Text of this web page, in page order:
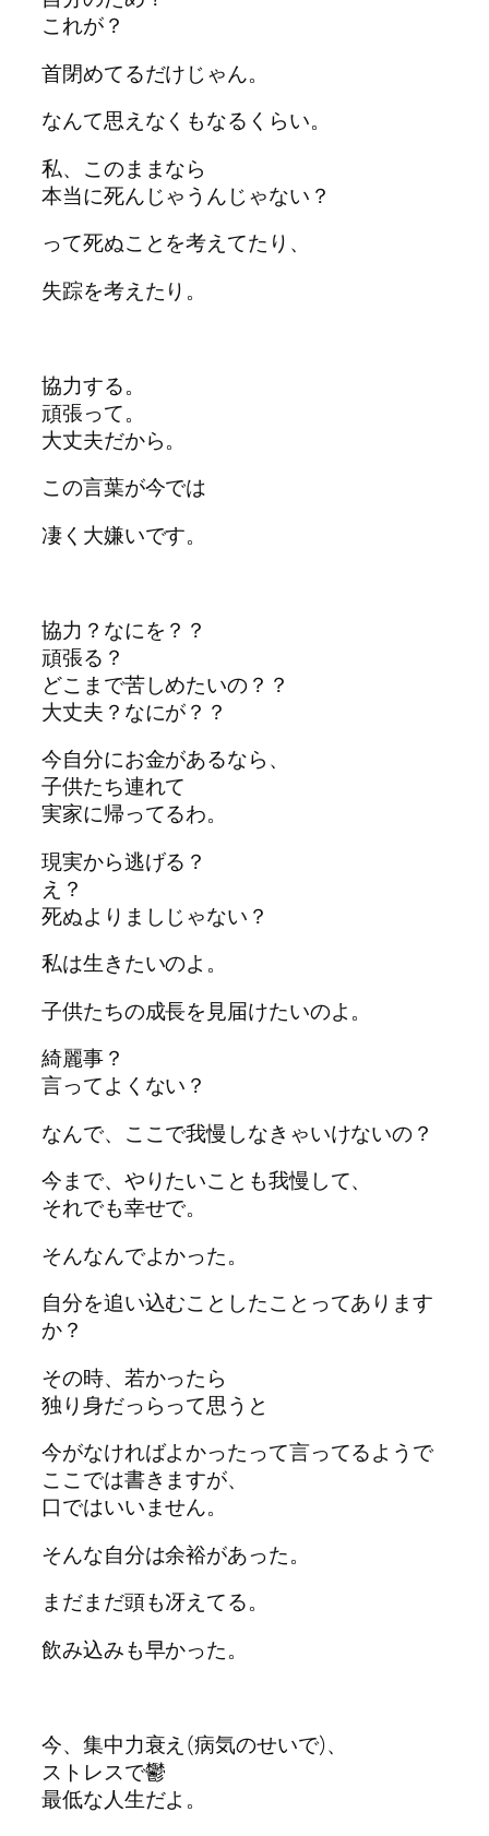
これが？
首閉めてるだけじゃん。
なんて思えなくもなるくらい。
私、このままなら
本当に死んじゃうんじゃない？
って死ぬことを考えてたり、
失踪を考えたり。
協力する。
頑張って。
大丈夫だから。
この言葉が今では
凄く大嫌いです。
協力？なにを？？
頑張る？
どこまで苦しめたいの？？
大丈夫？なにが？？
今自分にお金があるなら、
子供たち連れて
実家に帰ってるわ。
現実から逃げる？
え？
死ぬよりましじゃない？
私は生きたいのよ。
子供たちの成長を見届けたいのよ。
綺麗事？
言ってよくない？
なんで、ここで我慢しなきゃいけないの？
今まで、やりたいことも我慢して、
それでも幸せで。
そんなんでよかった。
自分を追い込むことしたことってあります
か？
その時、若かったら
独り身だっらって思うと
今がなければよかったって言ってるようで
ここでは書きますが、
口ではいいません。
そんな自分は余裕があった。
まだまだ頭も冴えてる。
飲み込みも早かった。
今、集中力衰え(病気のせいで)、
ストレスで鬱
最低な人生だよ。